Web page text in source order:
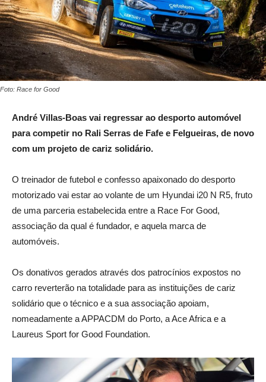
Foto: Race for Good
André Villas-Boas vai regressar ao desporto automóvel
para competir no Rali Serras de Fafe e Felgueiras, de novo
com um projeto de cariz solidário.
O treinador de futebol e confesso apaixonado do desporto
motorizado vai estar ao volante de um Hyundai i20 N R5, fruto
de uma parceria estabelecida entre a Race For Good,
associação da qual é fundador, e aquela marca de
automóveis.
Os donativos gerados através dos patrocínios expostos no
carro reverterão na totalidade para as instituições de cariz
solidário que o técnico e a sua associação apoiam,
nomeadamente a APPACDM do Porto, a Ace Africa e a
Laureus Sport for Good Foundation.